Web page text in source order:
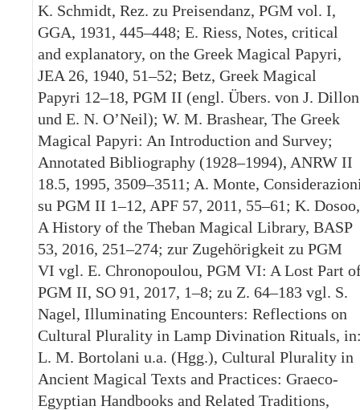
K. Schmidt, Rez. zu Preisendanz, PGM vol. I,
GGA, 1931, 445–448; E. Riess, Notes, critical
and explanatory, on the Greek Magical Papyri,
JEA 26, 1940, 51–52; Betz, Greek Magical
Papyri 12–18, PGM II (engl. Übers. von J. Dillon
und E. N. O’Neil); W. M. Brashear, The Greek
Magical Papyri: An Introduction and Survey;
Annotated Bibliography (1928–1994), ANRW II
18.5, 1995, 3509–3511; A. Monte,
su PGM II 1–12, APF 57, 2011, 55–61; K. Dosoo,
A History of the Theban Magical Library, BASP
53, 2016, 251–274; zur Zugehörigkeit zu PGM
VI vgl. E. Chronopoulou, PGM VI: A Lost Part
PGM II, SO 91, 2017, 1–8; zu Z. 64–183 vgl. S.
Nagel, Illuminating Encounters: Reflections on
Cultural Plurality in Lamp Divination Rituals,
L. M. Bortolani u.a. (Hgg.), Cultural Plurality in
Ancient Magical Texts and Practices: Graeco-
Egyptian Handbooks and Related Traditions,